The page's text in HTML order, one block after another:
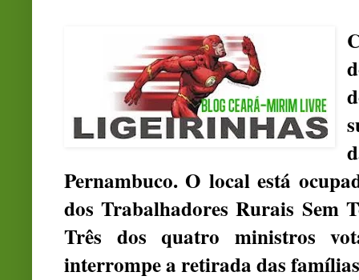
Pernambuco. O local está
dos Trabalhadores Rurais Sem
Três dos quatro ministros
interrompe a retirada das